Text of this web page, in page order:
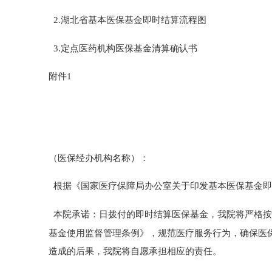
2.湖北省基本医保基金即时结算流程图
3.定点医药机构医保基金清算确认书
附件1
（ 医保经办机构名称）：
根据《 国家医疗保障局办公室关于印发基本医保基金
本院承诺：日拨付的即时结算医保基金，我院将严格
基金使用监督管理条例》，规范医疗服务行为，确保
造成的后果，我院将自愿承担相应的责任。